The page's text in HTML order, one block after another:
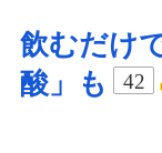
飲むだけ
酸」も
42